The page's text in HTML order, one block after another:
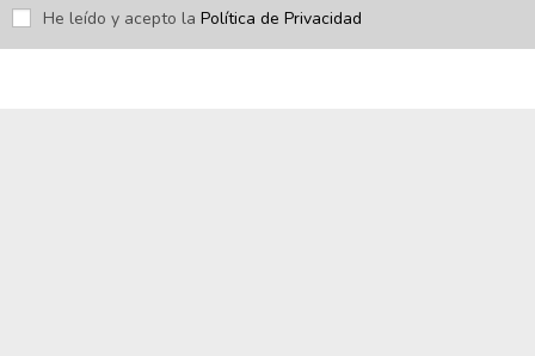
He leído y acepto la Política de Privacidad